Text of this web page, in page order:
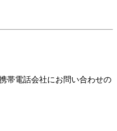
帯電話会社にお問い合わせの